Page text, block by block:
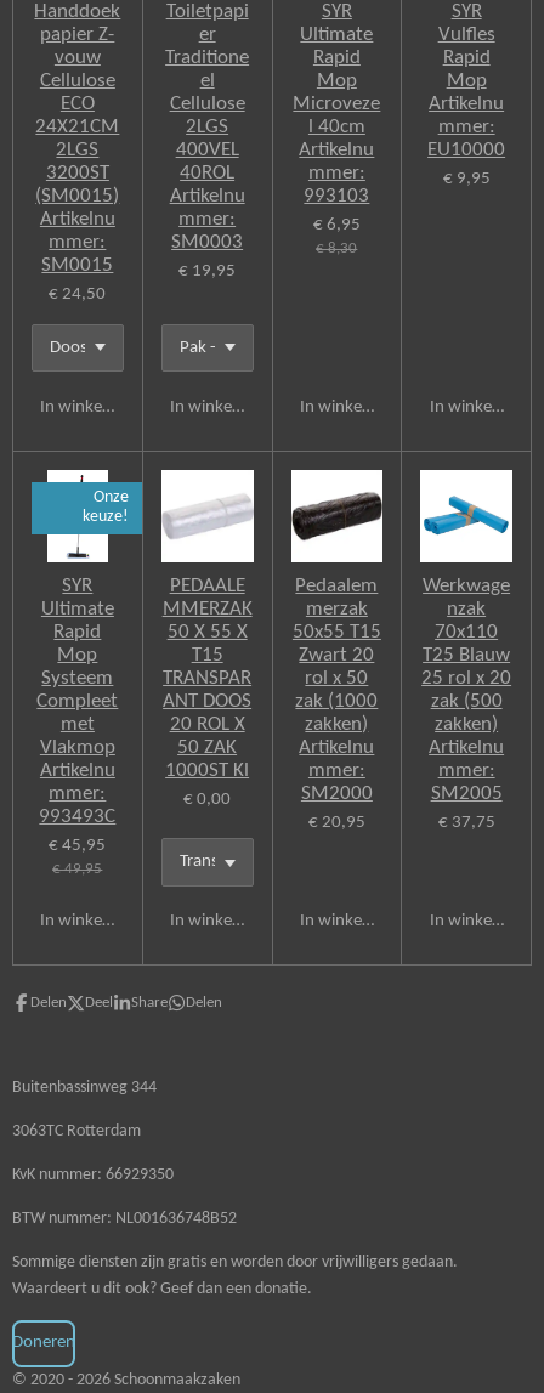
Handdoek
papier Z-
vouw
Cellulose
ECO
24X21CM
2LGS
3200ST
(SM0015)
Artikelnu
mmer:
SM0015
€ 24,50
In winkelwagen
Toiletpapi
er
Traditione
el
Cellulose
2LGS
400VEL
40ROL
Artikelnu
mmer:
SM0003
€ 19,95
In winkelwagen
SYR
Ultimate
Rapid
Mop
Microveze
l 40cm
Artikelnu
mmer:
993103
€ 6,95
€ 8,30
In winkelwagen
SYR
Vulfles
Rapid
Mop
Artikelnu
mmer:
EU10000
€ 9,95
In winkelwagen
Onze
keuze!
SYR
Ultimate
Rapid
Mop
Systeem
Compleet
met
Vlakmop
Artikelnu
mmer:
993493C
€ 45,95
€ 49,95
In winkelwagen
PEDAALE
MMERZAK
50 X 55 X
T15
TRANSPAR
ANT DOOS
20 ROL X
50 ZAK
1000ST Kl
€ 0,00
In winkelwagen
Pedaalem
merzak
50x55 T15
Zwart 20
rol x 50
zak (1000
zakken)
Artikelnu
mmer:
SM2000
€ 20,95
In winkelwagen
Werkwage
nzak
70x110
T25 Blauw
25 rol x 20
zak (500
zakken)
Artikelnu
mmer:
SM2005
€ 37,75
In winkelwagen
Delen Deel Share Delen
Buitenbassinweg 344
3063TC Rotterdam
KvK nummer: 66929350
BTW nummer: NL001636748B52
Sommige diensten zijn gratis en worden door vrijwilligers gedaan.
Waardeert u dit ook? Geef dan een donatie.
Doneren
© 2020 - 2026 Schoonmaakzaken